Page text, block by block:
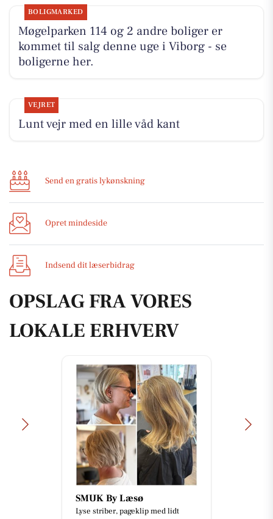
BOLIGMARKED
Møgelparken 114 og 2 andre boliger er
kommet til salg denne uge i Viborg - se
boligerne her.
VEJRET
Lunt vejr med en lille våd kant
Send en gratis lykønskning
Opret mindeside
Indsend dit læserbidrag
OPSLAG FRA VORES
LOKALE ERHVERV
SMUK By Læsø
Lyse striber, pageklip med lidt